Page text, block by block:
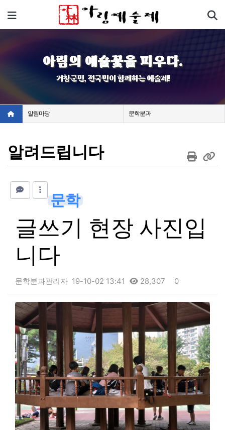
메뉴
아림의 예술꽃을 피우다.
거창군민, 전국민이 함께하는 예술제!
알림마당 문학분과
알려드립니다
문학
글쓰기 현장 사진입
니다
문학분과관리자 19-10-02 13:41 28,307 0
본문